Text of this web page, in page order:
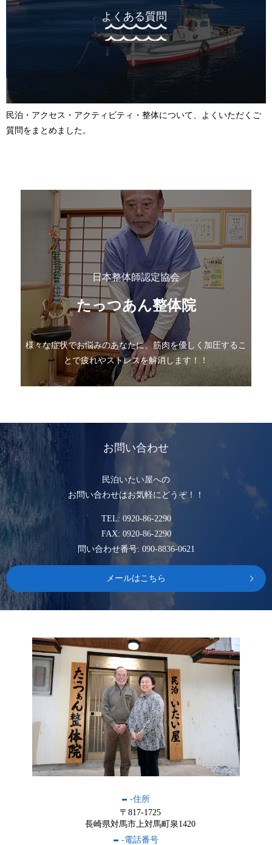
よくある質問
民泊・アクセス・アクティビティ・整体について、よくいただくご
質問をまとめました。
日本整体師認定協会
たっつあん整体院
様々な症状でお悩みのあなたに、筋肉を優しく加圧するこ
とで疲れやストレスを解消します！！
お問い合わせ
民泊いたい屋への
お問い合わせはお気軽にどうぞ！！
TEL: 0920-86-2290
FAX: 0920-86-2290
問い合わせ番号: 090-8836-0621
メールはこちら
-住所
〒817-1725
長崎県対馬市上対馬町泉1420
-電話番号